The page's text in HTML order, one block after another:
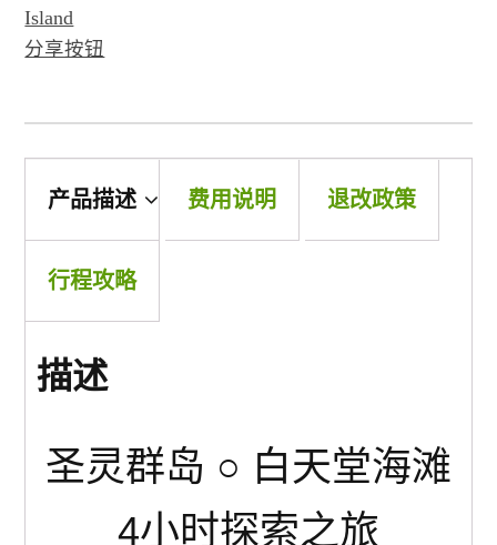
邮轮
三峡遊輪
郵輪 (中國）
澳洲出发含机票(中國)
0 items $0.00
Island
分享按钮
产品描述 费用说明 退改政策
行程攻略
描述
圣灵群岛 ○ 白天堂海滩
4小时探索之旅